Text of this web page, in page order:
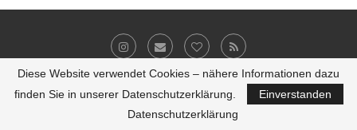
Werbung E-Mail
Diese Website verwendet Cookies – nähere Informationen dazu
finden Sie in unserer Datenschutzerklärung.
Einverstanden
Datenschutzerklärung